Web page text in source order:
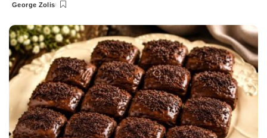
Posted
George Zolis